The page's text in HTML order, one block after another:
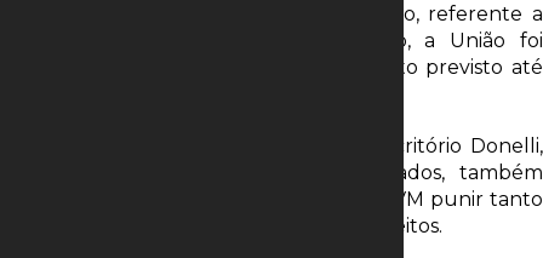
conselho de recursos”, recorda. A sanção, referente a
2012, foi tomada em 2015. Na ocasião, a União foi
multada em R$ 500 mil, o valor mais alto previsto até
Luiz Antonio Varela Donelli, sócio do escritório Donelli,
Abreu Sodré e Nicolai – DSA Advogados, também
considera que há previsão legal para a CVM punir tanto
o controlador , quanto os conselheiros eleitos.